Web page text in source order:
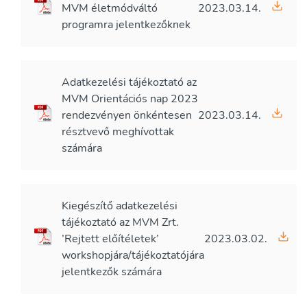
MVM életmódváltó
programra jelentkezőknek
2023.03.14.
Adatkezelési tájékoztató az
MVM Orientációs nap 2023
rendezvényen önkéntesen
résztvevő meghívottak
számára
2023.03.14.
Kiegészítő adatkezelési
tájékoztató az MVM Zrt.
’Rejtett előítéletek’
workshopjára/tájékoztatójára
jelentkezők számára
2023.03.02.